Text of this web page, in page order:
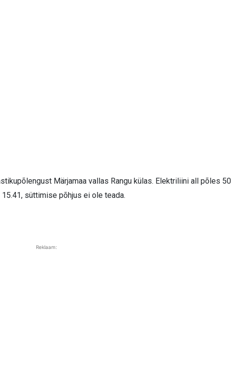
Märjamaa vallas Rangu külas. Elektriliini all põles 50
süttimise põhjus ei ole teada.
Reklaam: